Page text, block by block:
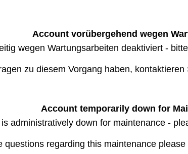
Account vorübergehend wegen
wegen Wartungsarbeiten deaktiviert -
zu diesem Vorgang haben, kontaktieren
Account temporarily down for
administratively down for maintenance -
questions regarding this maintenance please